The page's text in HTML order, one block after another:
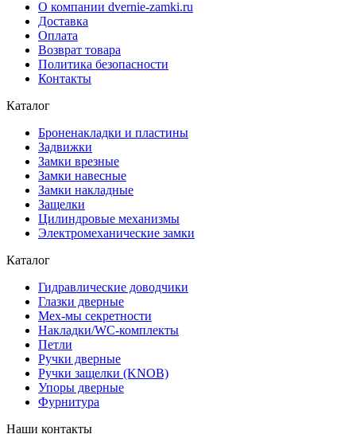
О компании dvernie-zamki.ru
Доставка
Оплата
Возврат товара
Политика безопасности
Контакты
Каталог
Броненакладки и пластины
Задвижки
Замки врезные
Замки навесные
Замки накладные
Защелки
Цилиндровые механизмы
Электромеханические замки
Каталог
Гидравлические доводчики
Глазки дверные
Мех-мы секретности
Накладки/WC-комплекты
Петли
Ручки дверные
Ручки защелки (KNOB)
Упоры дверные
Фурнитура
Наши контакты